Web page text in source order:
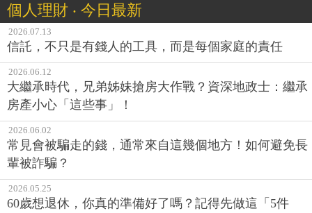
個人理財 ‧ 今日最新
2026.07.13
信託，不只是有錢人的工具，而是每個家庭的責任
2026.06.12
大繼承時代，兄弟姊妹搶房大作戰？資深地政士：繼承
房產小心「這些事」！
2026.06.02
常見會被騙走的錢，通常來自這幾個地方！如何避免長
輩被詐騙？
2026.05.25
60歲想退休，你真的準備好了嗎？記得先做這「5件